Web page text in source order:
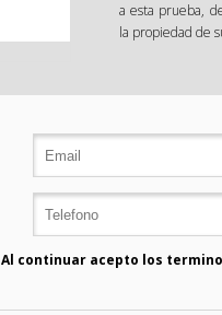
a esta prueba,
la propiedad de
Al continuar acepto los